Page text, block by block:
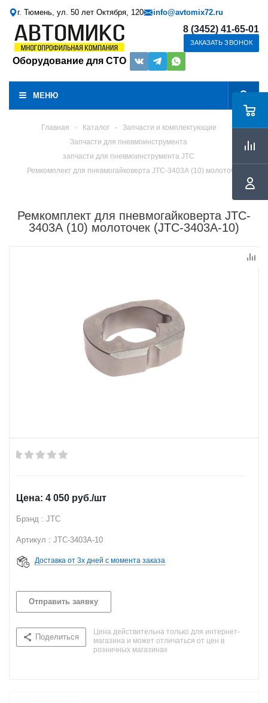
г. Тюмень, ул. 50 лет Октября, 120 info@avtomix72.ru
Оборудование для СТО
8 (3452) 41-65-01
ЗАКАЗАТЬ ЗВОНОК
МЕНЮ
Главная - Каталог -
Запчасти и комплектующие
Запчасти для пневмоинструмента
запчасти для пневмоинструмента JTC
Ремкомплект для пневмогайковерта JTC-3403А (10) молоточек
Ремкомплект для пневмогайковерта JTC-
3403А (10) молоточек (JTC-3403A-10)
4 050 руб./шт
Брэнд : JTC
Артикул : JTC-3403A-10
Доставка от 3х дней с момента заказа
Отправить заявку
Поделиться
Цена действительна только для интернет-
магазина и может отличаться от цен в
розничных магазинах